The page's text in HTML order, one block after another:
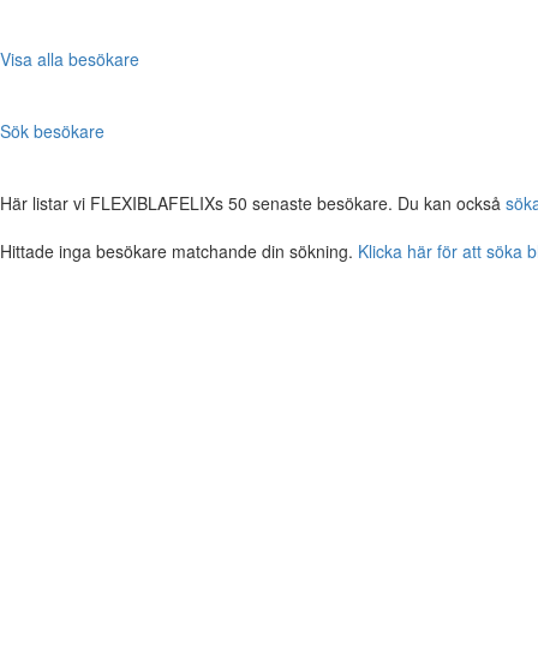
Visa alla besökare
Sök besökare
Här listar vi FLEXIBLAFELIXs 50 senaste besökare. Du kan också
Hittade inga besökare matchande din sökning. Klicka här för att söka